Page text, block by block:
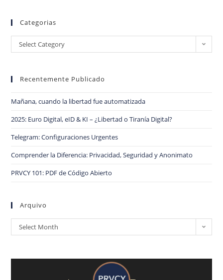
Categorias
Select Category
Recentemente Publicado
Mañana, cuando la libertad fue automatizada
2025: Euro Digital, eID & KI – ¿Libertad o Tiranía Digital?
Telegram: Configuraciones Urgentes
Comprender la Diferencia: Privacidad, Seguridad y Anonimato
PRVCY 101: PDF de Código Abierto
Arquivo
Select Month